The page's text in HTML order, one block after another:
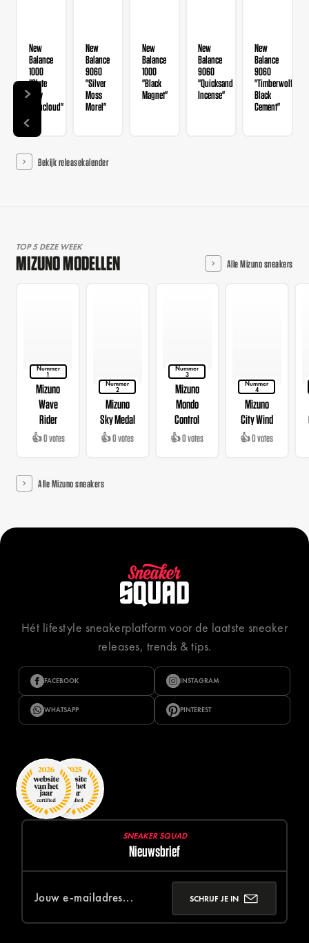
New
Balance
1000
"Slate
Grey
Raincloud"
New
Balance
9060
"Silver
Moss
Morel"
New
Balance
1000
"Black
Magnet"
New
Balance
9060
"Quicksand
Incense"
New
Balance
9060
"Timberwolf
Black
Cement"
Bekijk releasekalender
TOP 5 DEZE WEEK
MIZUNO MODELLEN Alle Mizuno sneakers
Nummer
1
Mizuno
Wave
Rider
👍 0 votes
Nummer
2
Mizuno
Sky Medal
👍 0 votes
Nummer
3
Mizuno
Mondo
Control
👍 0 votes
Nummer
4
Mizuno
City Wind
👍 0 votes
Alle Mizuno sneakers
Hét lifestyle sneakerplatform voor de laatste sneaker
releases, trends & tips.
FACEBOOK INSTAGRAM
WHATSAPP PINTEREST
SNEAKER SQUAD
Nieuwsbrief
SCHRIJF JE IN